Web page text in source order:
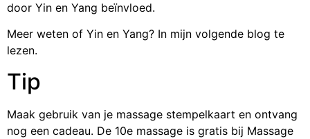
door Yin en Yang beïnvloed.
Meer weten of Yin en Yang? In mijn volgende blog te
lezen.
Tip
Maak gebruik van je massage stempelkaart en ontvang
nog een cadeau. De 10e massage is gratis bij Massage